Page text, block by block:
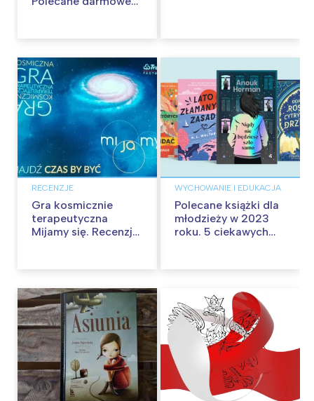
RECENZJE
Gra kosmicznie
terapeutyczna
Mijamy się. Recenzja
WYCHOWANIE I EDUKACJA
Polecane książki dla
młodzieży w 2023
roku. 5 ciekawych